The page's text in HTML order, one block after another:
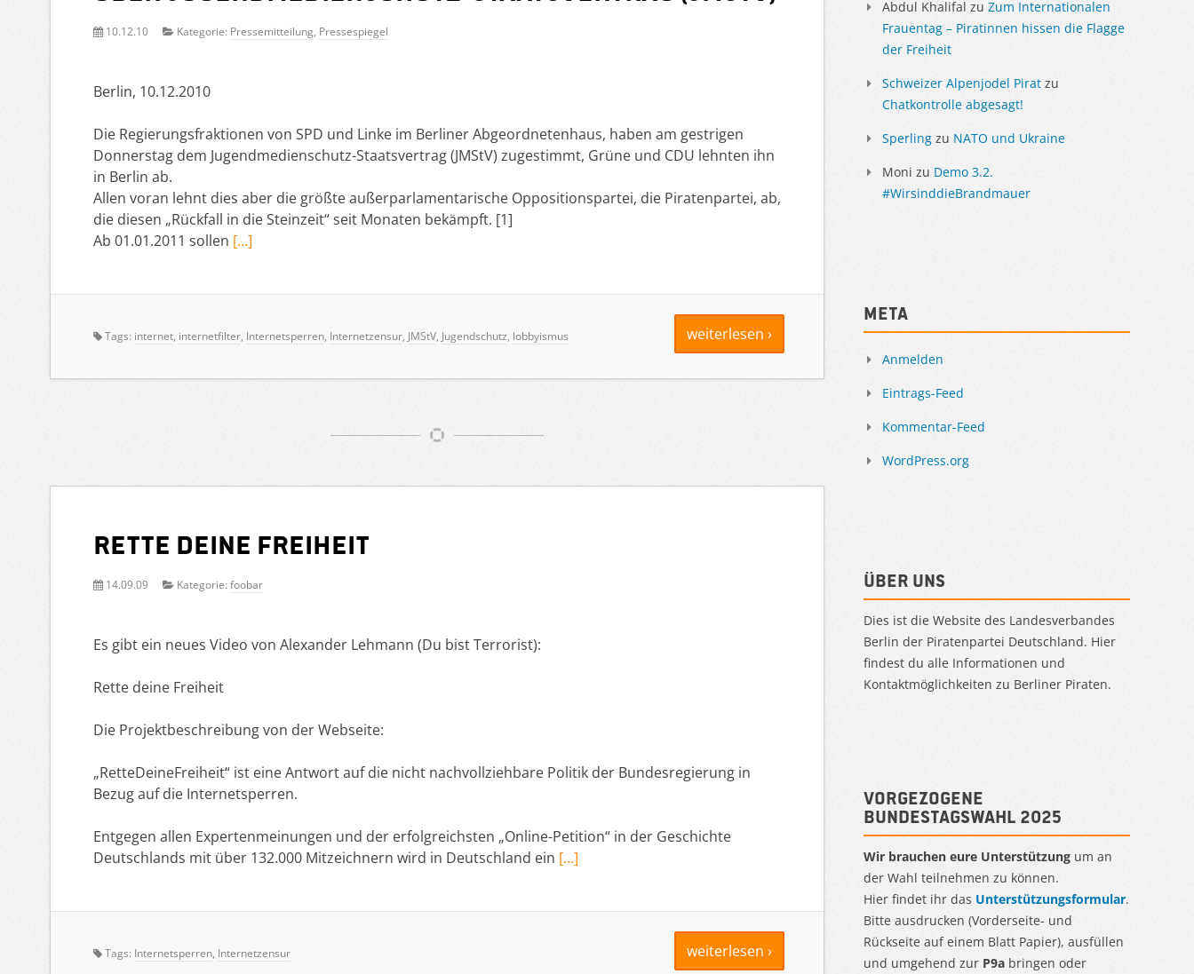
10.12.10 Kategorie: Pressemitteilung, Pressespiegel
Berlin, 10.12.2010
Die Regierungsfraktionen von SPD und Linke im Berliner Abgeordnetenhaus, haben am gestrigen
Donnerstag dem Jugendmedienschutz-Staatsvertrag (JMStV) zugestimmt, Grüne und CDU lehnten ihn
in Berlin ab.
Allen voran lehnt dies aber die größte außerparlamentarische Oppositionspartei, die Piratenpartei, ab,
die diesen „Rückfall in die Steinzeit“ seit Monaten bekämpft. [1]
Ab 01.01.2011 sollen […]
weiterlesen ›
Tags: internet, internetfilter, Internetsperren, Internetzensur, JMStV, Jugendschutz, lobbyismus
Rette deine Freiheit
14.09.09 Kategorie: foobar
Es gibt ein neues Video von Alexander Lehmann (Du bist Terrorist):
Rette deine Freiheit
Die Projektbeschreibung von der Webseite:
„RetteDeineFreiheit“ ist eine Antwort auf die nicht nachvollziehbare Politik der Bundesregierung in
Bezug auf die Internetsperren.
Entgegen allen Expertenmeinungen und der erfolgreichsten „Online-Petition“ in der Geschichte
Deutschlands mit über 132.000 Mitzeichnern wird in Deutschland ein […]
weiterlesen ›
Tags: Internetsperren, Internetzensur
Abdul Khalifal zu Zum Internationalen
Frauentag – Piratinnen hissen die Flagge
der Freiheit
Schweizer Alpenjodel Pirat zu
Chatkontrolle abgesagt!
Sperling zu NATO und Ukraine
Moni zu Demo 3.2.
#WirsinddieBrandmauer
Meta
Anmelden
Eintrags-Feed
Kommentar-Feed
WordPress.org
Über uns
Dies ist die Website des Landesverbandes
Berlin der Piratenpartei Deutschland. Hier
findest du alle Informationen und
Kontaktmöglichkeiten zu Berliner Piraten.
Vorgezogene
Bundestagswahl 2025
Wir brauchen eure Unterstützung um an
der Wahl teilnehmen zu können.
Hier findet ihr das Unterstützungsformular.
Bitte ausdrucken (Vorderseite- und
Rückseite auf einem Blatt Papier), ausfüllen
und umgehend zur P9a bringen oder